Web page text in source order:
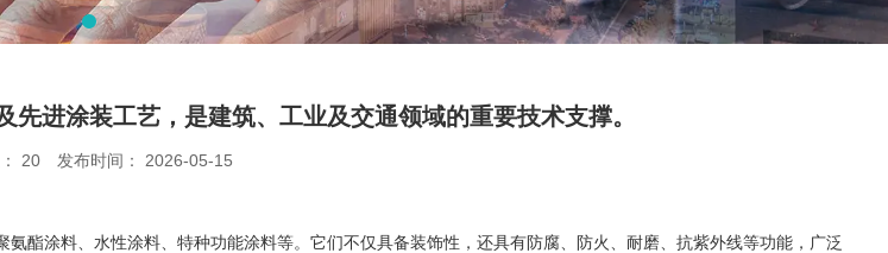
进涂装工艺，是建筑、工业及交通领域的重要技术支撑。
20 发布时间： 2026-05-15
酯涂料、水性涂料、特种功能涂料等。它们不仅具备装饰性，还具有防腐、防火、耐磨、抗紫外线等功能，广泛